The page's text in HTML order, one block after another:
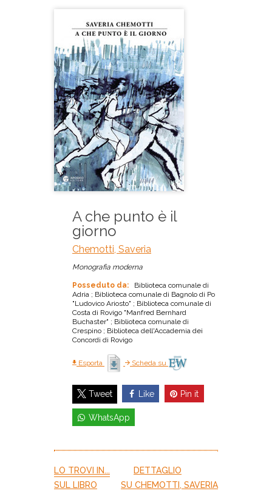
A che punto è il
giorno
Chemotti, Saveria
Monografia moderna
Posseduto da:
Biblioteca comunale di
Adria ; Biblioteca comunale di Bagnolo di Po
"Ludovico Ariosto" ; Biblioteca comunale di
Costa di Rovigo "Manfred Bernhard
Buchaster" ; Biblioteca comunale di
Crespino ; Biblioteca dell'Accademia dei
Concordi di Rovigo
Esporta Scheda su
Tweet Like Pin it
WhatsApp
LO TROVI IN...
DETTAGLIO
SUL LIBRO
SU CHEMOTTI, SAVERIA